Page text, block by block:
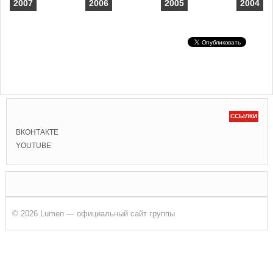
2007 2006 2005 2004
ССЫЛКИ
ВКОНТАКТЕ
YOUTUBE
© 2026 Lumen — официальный сайт группы